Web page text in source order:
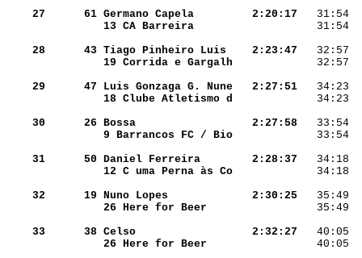
    27
     61
Germano Capela
  2:20:17
31:54
13 CA Barreira
31:54
    28
     43
Tiago Pinheiro Luis
  2:23:47
32:57
19 Corrida e Gargalh
32:57
    29
     47
Luis Gonzaga G. Nune
  2:27:51
34:23
18 Clube Atletismo d
34:23
    30
     26
Bossa
  2:27:58
33:54
9 Barrancos FC / Bio
33:54
    31
     50
Daniel Ferreira
  2:28:37
34:18
12 C uma Perna às Co
34:18
    32
     19
Nuno Lopes
  2:30:25
35:49
26 Here for Beer
35:49
    33
     38
Celso
  2:32:27
40:05
26 Here for Beer
40:05